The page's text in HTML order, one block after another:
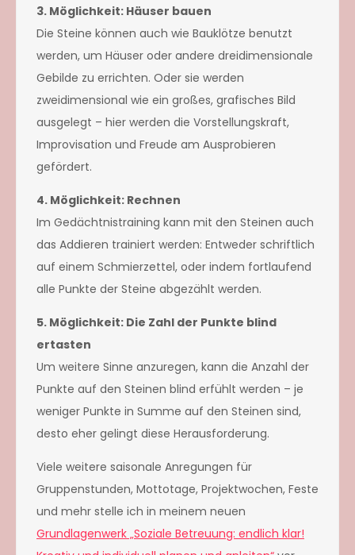
3. Möglichkeit: Häuser bauen
Die Steine können auch wie Bauklötze benutzt
werden, um Häuser oder andere dreidimensionale
Gebilde zu errichten. Oder sie werden
zweidimensional wie ein großes, grafisches Bild
ausgelegt – hier werden die Vorstellungskraft,
Improvisation und Freude am Ausprobieren
gefördert.
4. Möglichkeit: Rechnen
Im Gedächtnistraining kann mit den Steinen auch
das Addieren trainiert werden: Entweder schriftlich
auf einem Schmierzettel, oder indem fortlaufend
alle Punkte der Steine abgezählt werden.
5. Möglichkeit: Die Zahl der Punkte blind
ertasten
Um weitere Sinne anzuregen, kann die Anzahl der
Punkte auf den Steinen blind erfühlt werden – je
weniger Punkte in Summe auf den Steinen sind,
desto eher gelingt diese Herausforderung.
Viele weitere saisonale Anregungen für
Gruppenstunden, Mottotage, Projektwochen, Feste
und mehr stelle ich in meinem neuen
Grundlagenwerk „Soziale Betreuung: endlich klar!